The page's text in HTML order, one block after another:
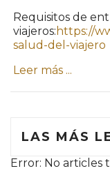
Requisitos de
viajeros: https://
salud-del-viajero
Leer más ...
LAS MÁS
Error: No articles